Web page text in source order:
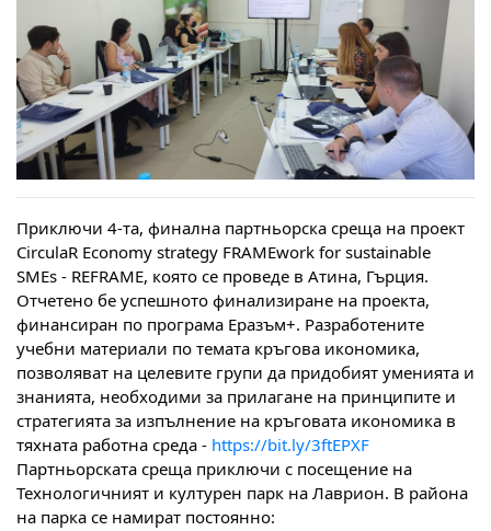
Приключи 4-та, финална партньорска среща на проект
CirculaR Economy strategy FRAMEwork for sustainable
SMEs - REFRAME, която се проведе в Атина, Гърция.
Отчетено бе успешното финализиране на проекта,
финансиран по програма Еразъм+. Разработените
учебни материали по темата кръгова икономика,
позволяват на целевите групи да придобият уменията и
знанията, необходими за прилагане на принципите и
стратегията за изпълнение на кръговата икономика в
тяхната работна среда - https://bit.ly/3ftEPXF
Партньорската среща приключи с посещение на
Технологичният и културен парк на Лаврион. В района
на парка се намират постоянно: